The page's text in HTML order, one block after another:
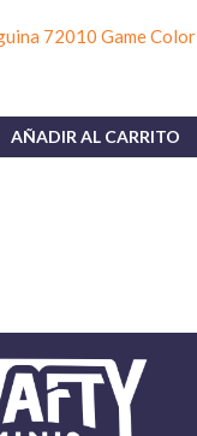
72010 Game Color
AÑADIR AL CARRITO